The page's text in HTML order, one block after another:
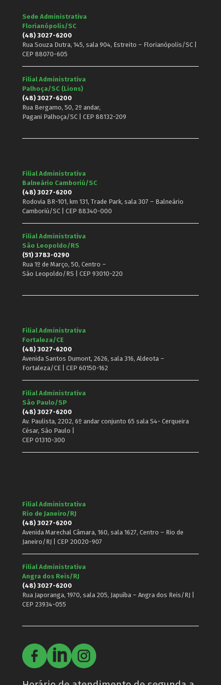
Sede Administrativa
Florianópolis/SC
(48) 3027-6200
Rua Souza Dutra, 145, sala 904, Estreito – Florianópolis/SC |
CEP 88070-605
Filial Administrativa
Palhoça/SC (Lions)
(48) 3027-6200
Rua Bergamo, 50, 2º andar,
Pagani Palhoça/SC | CEP 88132-209
Filial Administrativa
Balneário Camboriú/SC
(48) 3027-6200
Rodovia BR-101, km 131, Trade Park, sala 307 – Balneário
Camboriú/SC | CEP 88340-000
Filial Administrativa
São Leopoldo/RS
(51) 3783-0290
Rua 1º de Março, 50, Centro –
São Leopoldo/RS | CEP 93010-220
Filial Administrativa
Fortaleza/CE
(48) 3027-6200
Avenida Santos Dumont, 2626, sala 316, Aldeota –
Fortaleza/CE | CEP 60150-162
Filial Administrativa
São Paulo/SP
(48) 3027-6200
Av. Paulista, 2202, 6º andar conjunto 65 sala S4- Cerqueira
César, São Paulo |
CEP 01310-300
Filial Administrativa
Rio de Janeiro/RJ
(48) 3027-6200
Avenida Marechal Câmara, 160, sala 1627, Centro – Rio de
Janeiro/RJ | CEP 20020-907
Filial Administrativa
Angra dos Reis/RJ
(48) 3027-6200
Rua Japoranga, 1970, sala 205, Japuíba – Angra dos Reis/RJ |
CEP 23934-055